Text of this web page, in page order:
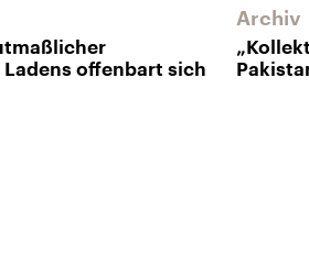
Ladens offenbart sich
Archiv